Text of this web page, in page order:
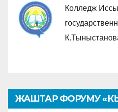
Колледж
ЖАШТАР ФОРУМУ